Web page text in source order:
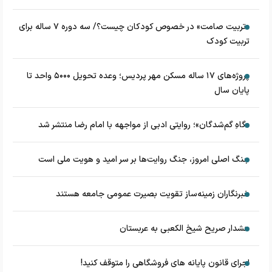
«تربیت صامت» در خصوص کودکان چیست؟/ سه دوره ۷ ساله برای
تربیت کودک
پروژه‌های ۱۷ ساله مسکن مهر پردیس؛ وعده تحویل ۵۰۰۰ واحد تا
پایان سال
«گاهِ گم‌شدگان»؛ روایتی ادبی از مواجهه با امام رضا منتشر شد
جنگ اصلی امروز، جنگ روایت‌ها بر سر امید و هویت ملی است
خبرنگاران زمینه‌ساز تقویت بصیرت عمومی جامعه هستند
هشدار صریح شیخ الکعبی به عربستان
اجرای قانون پایانه های فروشگاهی را متوقف کنید!